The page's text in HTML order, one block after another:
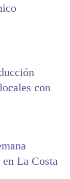
con
La Costa